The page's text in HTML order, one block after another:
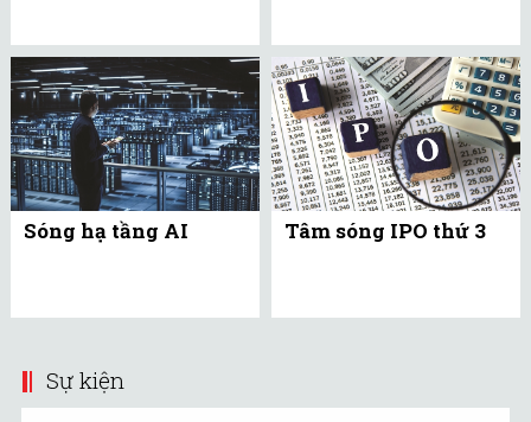
Sóng hạ tầng AI Tâm sóng IPO thứ 3
Sự kiện